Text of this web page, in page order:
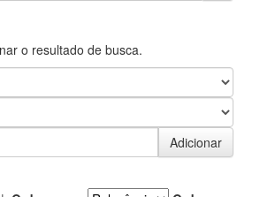
o resultado de busca.